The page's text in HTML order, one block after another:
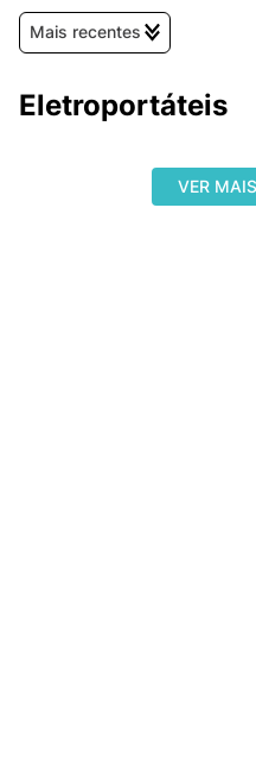
Mais recentes
Eletroportáteis